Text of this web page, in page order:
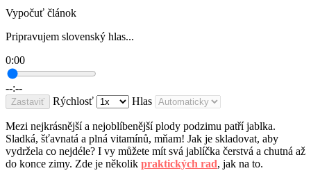
Vypočuť článok
Pripravujem slovenský hlas...
0:00
--:--
Zastaviť Rýchlosť Hlas
Mezi nejkrásnější a nejoblíbenější plody podzimu patří jablka.
Sladká, šťavnatá a plná vitamínů, mňam! Jak je skladovat, aby
vydržela co nejdéle? I vy můžete mít svá jablíčka čerstvá a chutná až
do konce zimy. Zde je několik praktických rad, jak na to.